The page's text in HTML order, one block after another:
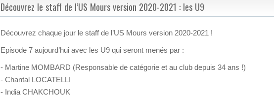
Découvrez le staff de l’US Mours version 2020-2021 : les U9
Découvrez chaque jour le staff de l’US Mours version 2020-2021 !
Episode 7 aujourd’hui avec les U9 qui seront menés par :
- Martine MOMBARD (Responsable de catégorie et au club depuis 34 ans !)
- Chantal LOCATELLI
- India CHAKCHOUK